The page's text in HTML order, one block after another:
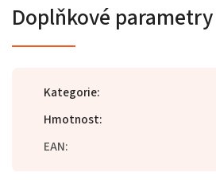
Doplňkové parametry
Kategorie:
Hmotnost:
EAN: